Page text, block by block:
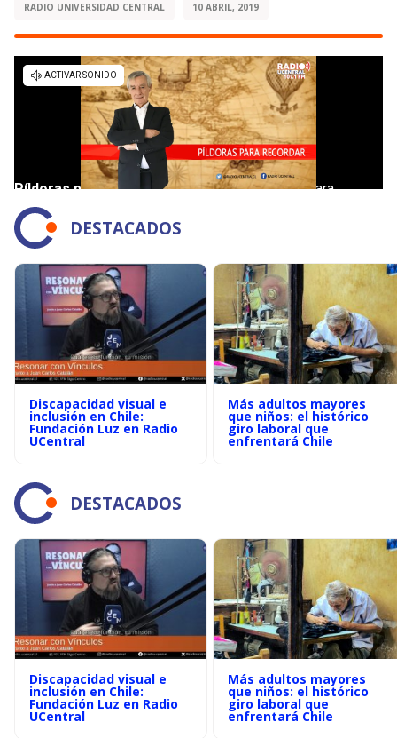
RADIO UNIVERSIDAD CENTRAL 10 ABRIL, 2019
DESTACADOS
Discapacidad visual e
inclusión en Chile:
Fundación Luz en Radio
UCentral
Más adultos mayores
que niños: el histórico
giro laboral que
enfrentará Chile
DESTACADOS
Discapacidad visual e
inclusión en Chile:
Fundación Luz en Radio
UCentral
Más adultos mayores
que niños: el histórico
giro laboral que
enfrentará Chile